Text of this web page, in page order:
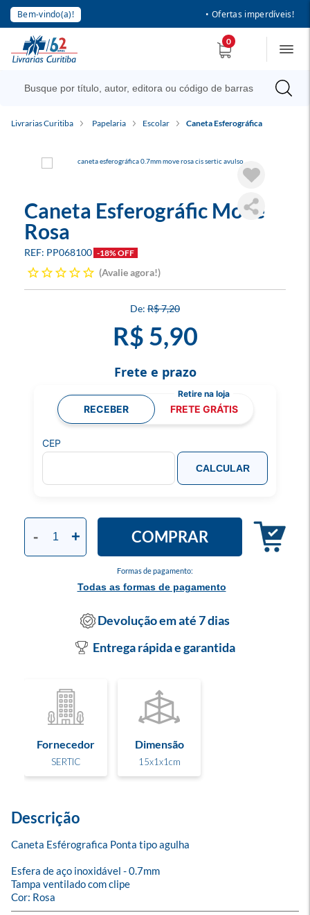
Bem-vindo(a)! • Ofertas imperdíveis!
0
Livrarias Curitiba Papelaria Escolar Caneta Esferográfica
Caneta Esferográfic Move
Rosa
PP068100 -18% OFF
Avalie agora!
R$ 7,20
R$ 5,90
Formas de pagamento:
Todas as formas de pagamento
- + COMPRAR
Frete e prazo
RECEBER FRETE GRÁTIS
CEP
CALCULAR
Devolução em até 7 dias
Entrega rápida e garantida
Fornecedor
SERTIC
Dimensão
15x1x1cm
Descrição
Caneta Esférografica Ponta tipo agulha
Esfera de aço inoxidável - 0.7mm
Tampa ventilado com clipe
Cor: Rosa